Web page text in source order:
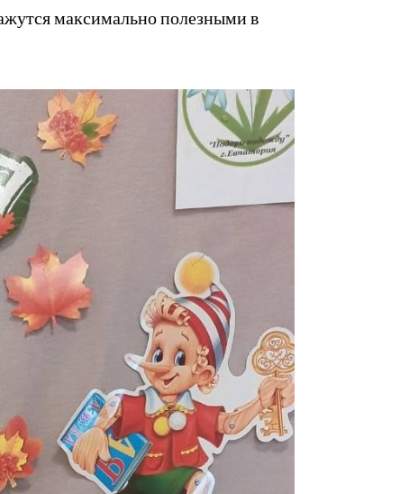
максимально полезными в